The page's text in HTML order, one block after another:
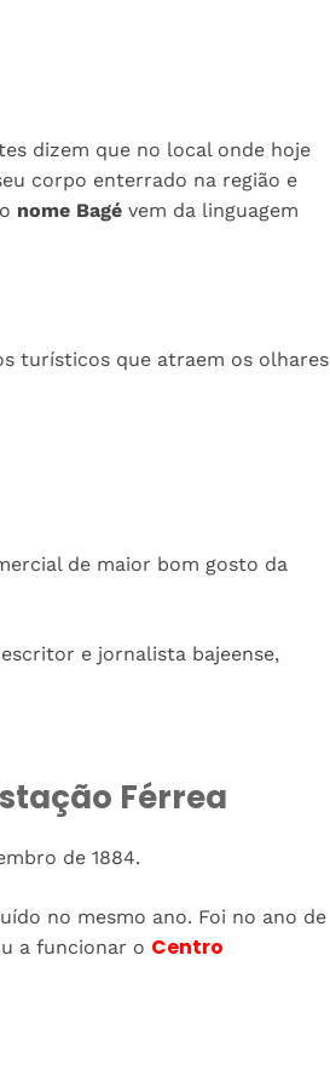
dizem que no local onde hoje
corpo enterrado na região e
nome Bagé vem da linguagem
turísticos que atraem os olhares
de maior bom gosto da
e jornalista bajeense,
Férrea
de 1884.
no mesmo ano. Foi no ano de
a funcionar o Centro